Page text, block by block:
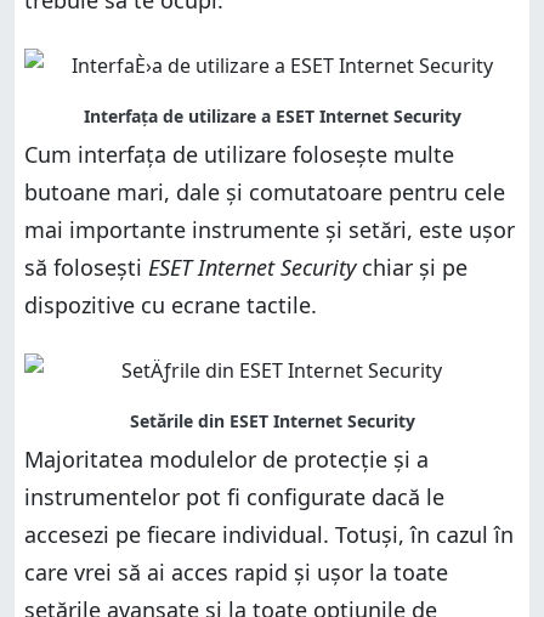
Cum interfața de utilizare folosește multe
butoane mari, dale și comutatoare pentru cele
mai importante instrumente și setări, este ușor
să folosești ESET Internet Security chiar și pe
dispozitive cu ecrane tactile.
Majoritatea modulelor de protecție și a
instrumentelor pot fi configurate dacă le
accesezi pe fiecare individual. Totuși, în cazul în
care vrei să ai acces rapid și ușor la toate
setările avansate și la toate opțiunile de